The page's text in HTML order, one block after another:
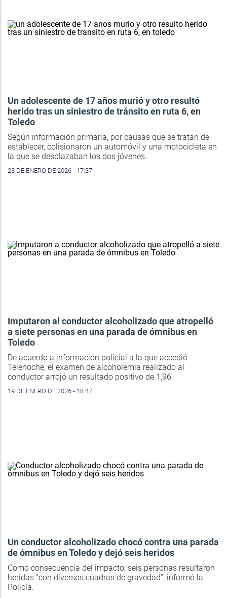
Un adolescente de 17 años murió y otro resultó
herido tras un siniestro de tránsito en ruta 6, en
Toledo
Según información primaria, por causas que se tratan de
establecer, colisionaron un automóvil y una motocicleta en
la que se desplazaban los dos jóvenes.
23 DE ENERO DE 2026 - 17:37
Imputaron al conductor alcoholizado que atropelló
a siete personas en una parada de ómnibus en
Toledo
De acuerdo a información policial a la que accedió
Telenoche, el examen de alcoholemia realizado al
conductor arrojó un resultado positivo de 1,96.
19 DE ENERO DE 2026 - 18:47
Un conductor alcoholizado chocó contra una parada
de ómnibus en Toledo y dejó seis heridos
Como consecuencia del impacto, seis personas resultaron
heridas “con diversos cuadros de gravedad”, informó la
Policía.